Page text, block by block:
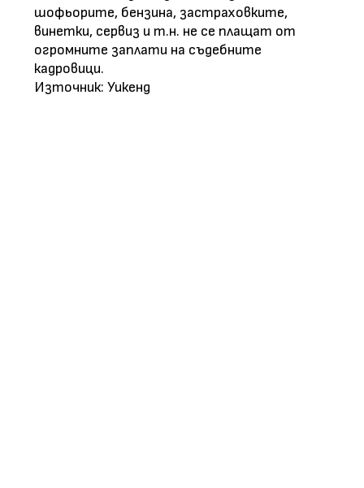
шофьорите, бензина, застраховките,
винетки, сервиз и т.н. не се плащат от
огромните заплати на съдебните
кадровици.
Източник: Уикенд